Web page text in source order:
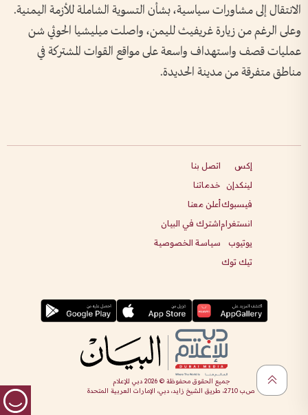
الانتقال إلى مشاورات سياسية، بشأن التسوية الشاملة للأزمة اليمنية.
وعلى الرغم من زيارة غريفيث لليمن، واصلت ميليشيا الحوثي شن
عمليات قصف واستهداف واسعة على مواقع القوات المشتركة في
مناطق متفرقة من مدينة الحديدة.
إكس
لينكدإن
فيسبوك
انستغرام
يوتيوب
تيك توك
اتصل بنا
خدماتنا
أعلن معنا
اشترك في البيان
سياسة الخصوصية
جميع الحقوق محفوظة ©2026 دبي للإعلام
ص.ب 2710، طريق الشيخ زايد، دبي، الإمارات العربية المتحدة